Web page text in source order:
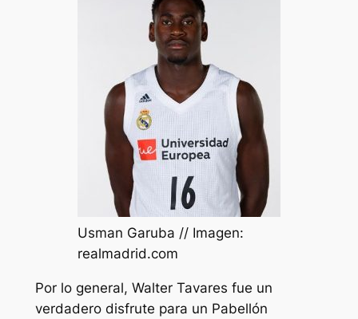
Usman Garuba // Imagen:
realmadrid.com
Por lo general, Walter Tavares fue un
verdadero disfrute para un Pabellón